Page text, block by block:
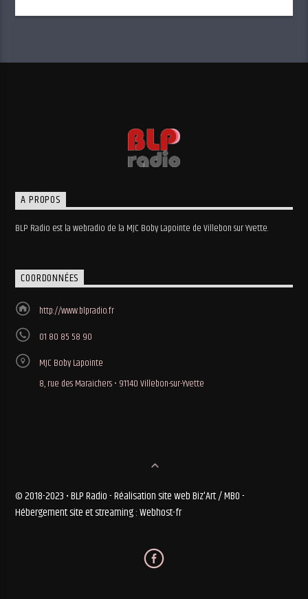
A PROPOS
BLP Radio est la webradio de la MJC Boby Lapointe de Villebon sur Yvette.
COORDONNÉES
http://www.blpradio.fr
01 80 85 58 90
MJC Boby Lapointe
8, rue des Maraichers • 91140 Villebon-sur-Yvette
© 2018-2023 • BLP Radio - Réalisation site web Biz'Art / MBO -
Hébergement site et streaming : Webhost-fr